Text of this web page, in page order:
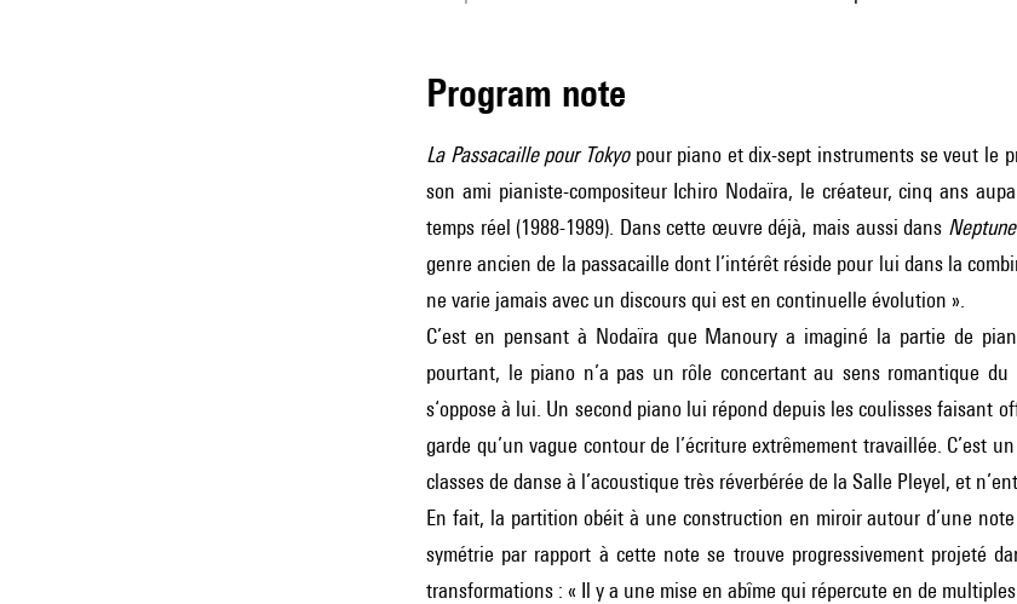
Program note
La Passacaille pour Tokyopour piano et dix-sept instruments se veut le
son ami pianiste-compositeur Ichiro Nodaïra, le créateur, cinq ans
temps réel (1988-1989). Dans cette œuvre déjà, mais aussi dans Neptune
genre ancien de la passacaille dont l’intérêt réside pour lui dans la
ne varie jamais avec un discours qui est en continuelle évolution ».
C’est en pensant à Nodaïra que Manoury a imaginé la partie de
pourtant, le piano n’a pas un rôle concertant au sens romantique
s‘oppose à lui. Un second piano lui répond depuis les coulisses faisant
garde qu’un vague contour de l’écriture extrêmement travaillée. C’est
classes de danse à l’acoustique très réverbérée de la Salle Pleyel, et
En fait, la partition obéit à une construction en miroir autour d’une
symétrie par rapport à cette note se trouve progressivement projeté
transformations : « Il y a une mise en abîme qui répercute en de